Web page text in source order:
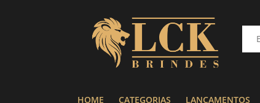
HOME CATEGORIAS LANÇAMENTOS